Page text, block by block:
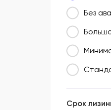
Без
Срок